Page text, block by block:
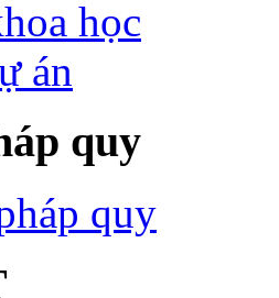
học
án
quy
quy